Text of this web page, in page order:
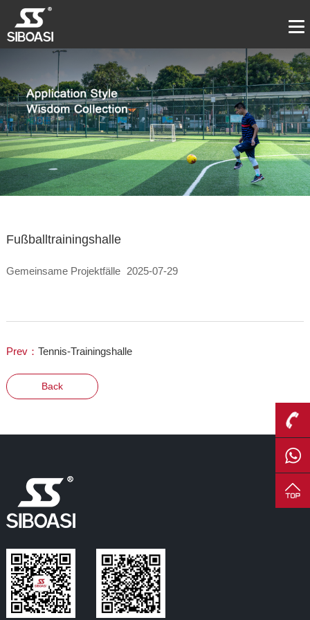
Fußballtrainingshalle
Gemeinsame Projektfälle 2025-07-29
Prev： Tennis-Trainingshalle
Back